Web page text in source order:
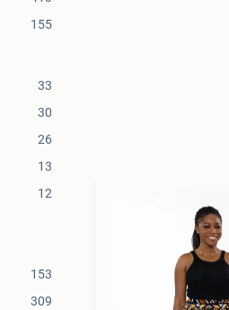
155
33
30
26
13
12
153
309